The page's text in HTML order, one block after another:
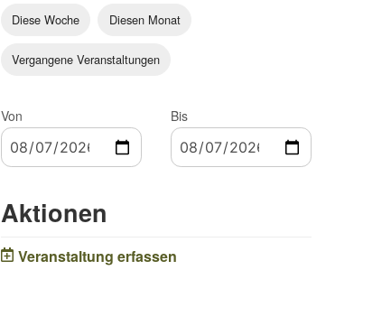
Diese Woche Diesen Monat
Vergangene Veranstaltungen
Von Bis
Aktionen
Veranstaltung erfassen